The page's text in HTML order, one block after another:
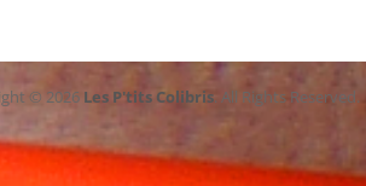
© 2026 Les P'tits Colibris. All Rights